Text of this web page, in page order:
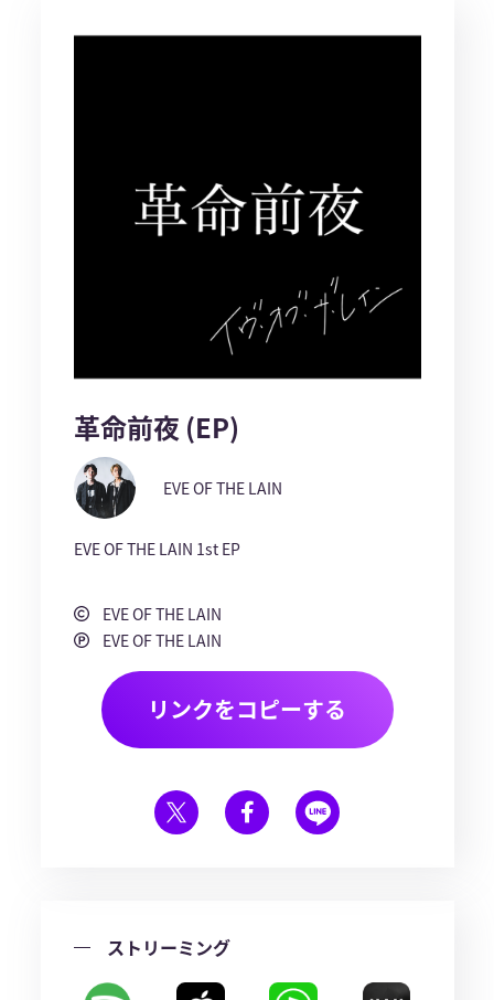
革命前夜 (EP)
EVE OF THE LAIN
EVE OF THE LAIN 1st EP
EVE OF THE LAIN
EVE OF THE LAIN
リンクをコピーする
ストリーミング